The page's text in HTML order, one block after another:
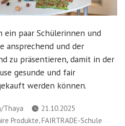
ein paar Schülerinnen und
ansprechend und der
zu präsentieren, damit in der
gesunde und fair
werden können.
Thaya
21.10.2025
Produkte,FAIRTRADE-Schule